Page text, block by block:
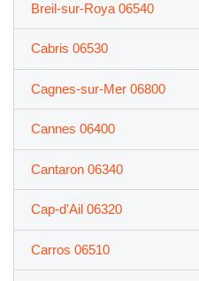
Breil-sur-Roya 06540
Cabris 06530
Cagnes-sur-Mer 06800
Cannes 06400
Cantaron 06340
Cap-d'Ail 06320
Carros 06510